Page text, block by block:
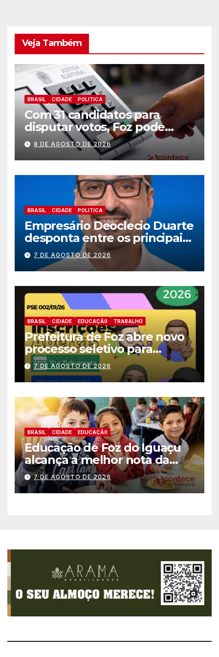
Veja Também
BRASIL CIDADE POLITICA
Com 31 candidatos para
disputar votos, Foz pode
perder representatividade
8 DE AGOSTO DE 2026
BRASIL CIDADE POLITICA
Empresário Deoclecio Duarte
desponta entre os principais
nomes do União Brasil para
deputado estadual
7 DE AGOSTO DE 2026
BRASIL CIDADE EDUCAÇÃ0 TRABALHO
Prefeitura de Foz abre novo
processo seletivo para
estagiários
7 DE AGOSTO DE 2026
BRASIL CIDADE EDUCAÇÃ0
Educação de Foz do Iguaçu
alcança a melhor nota da
história no IDEB
7 DE AGOSTO DE 2026